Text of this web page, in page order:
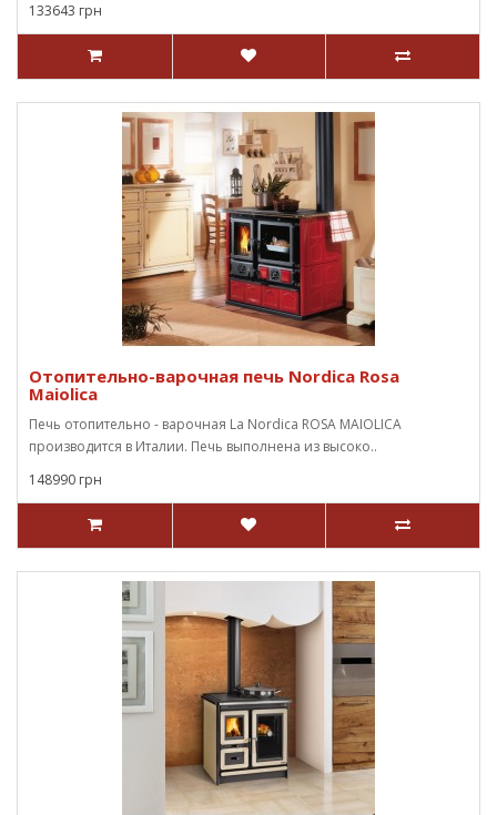
133643 грн
Отопительно-варочная печь Nordica Rosa
Maiolica
Печь отопительно - варочная La Nordica ROSA MAIOLICA
производится в Италии. Печь выполнена из высоко..
148990 грн